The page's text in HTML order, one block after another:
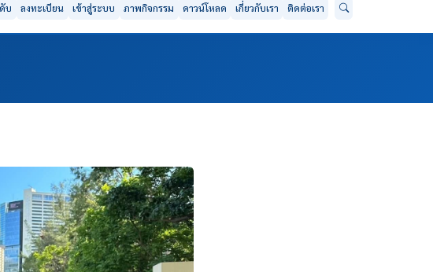
บ ลงทะเบียน เข้าสู่ระบบ ภาพกิจกรรม ดาวน์โหลด เกี่ยวกับเรา ติดต่อเรา